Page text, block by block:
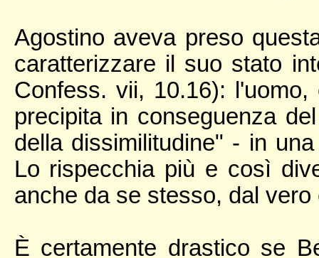
Agostino aveva preso
caratterizzare il suo stato
Confess. vii, 10.16):
precipita in conseguenza
della dissimilitudine" - in
Lo rispecchia più e così
anche da se stesso, dal
È certamente drastico se